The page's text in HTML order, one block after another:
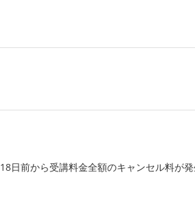
前から受講料金全額のキャンセル料が発